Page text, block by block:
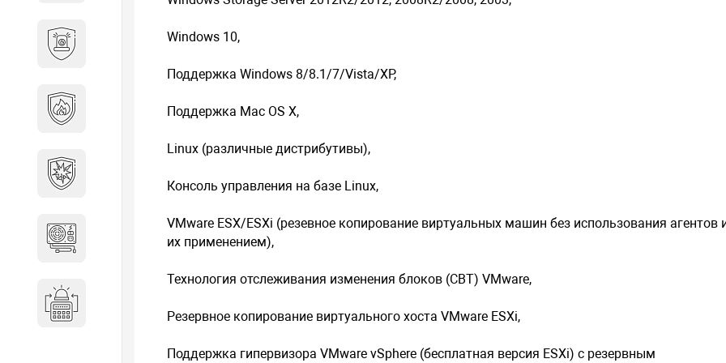
Охранно-пожарные
безопасность
оборудование
Источники питания
Windows 10,
Поддержка Windows 8/8.1/7/Vista/XP,
Поддержка Mac OS X,
Linux (различные дистрибутивы),
Консоль управления на базе Linux,
VMware ESX/ESXi (резевное копирование виртуальных машин без использования агентов
их применением),
Технология отслеживания изменения блоков (CBT) VMware,
Резервное копирование виртуального хоста VMware ESXi,
Поддержка гипервизора VMware vSphere (бесплатная версия ESXi) с резервным